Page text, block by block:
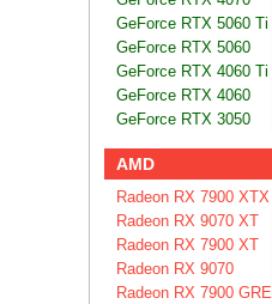
GeForce RTX 5060 Ti
GeForce RTX 5060
GeForce RTX 4060 Ti
GeForce RTX 4060
GeForce RTX 3050
AMD
Radeon RX 7900 XTX
Radeon RX 9070 XT
Radeon RX 7900 XT
Radeon RX 9070
Radeon RX 7900 GRE